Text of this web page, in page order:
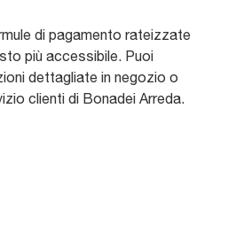
di pagamento rateizzate
più accessibile. Puoi
dettagliate in negozio o
clienti di Bonadei Arreda.